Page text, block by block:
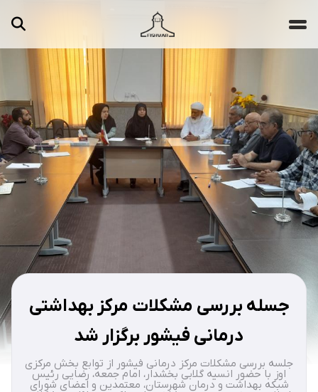
مقالات تصاویر
ویدیوها دسته‌بندی‌ها
جسله بررسی مشکلات مرکز بهداشتی
درمانی فیشور برگزار شد
جلسه بررسی مشکلات مرکز درمانی فیشور از توابع بخش مرکزی
اوز با حضور انسیه گلابی بخشدار، امام جمعه، رضایی رئیس
شبکه بهداشت و درمان شهرستان، معتمدین و اعضای شورای